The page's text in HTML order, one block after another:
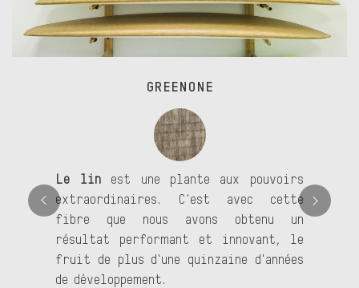
GREENONE
Le linest une plante aux pouvoirs
extraordinaires. C'est avec cette
fibre que nous avons obtenu un
résultat performant et innovant, le
fruit de plus d'une quinzaine d'années
de développement.